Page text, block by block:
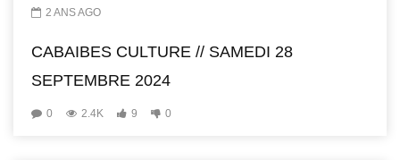
2 ANS AGO
CABAIBES CULTURE // SAMEDI 28
SEPTEMBRE 2024
0 2.4K 9 0